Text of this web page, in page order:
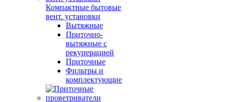
Компактные бытовые
вент. установки
Вытяжные
Приточно-
вытяжные с
рекуперацией
Приточные
Фильтры и
комплектующие